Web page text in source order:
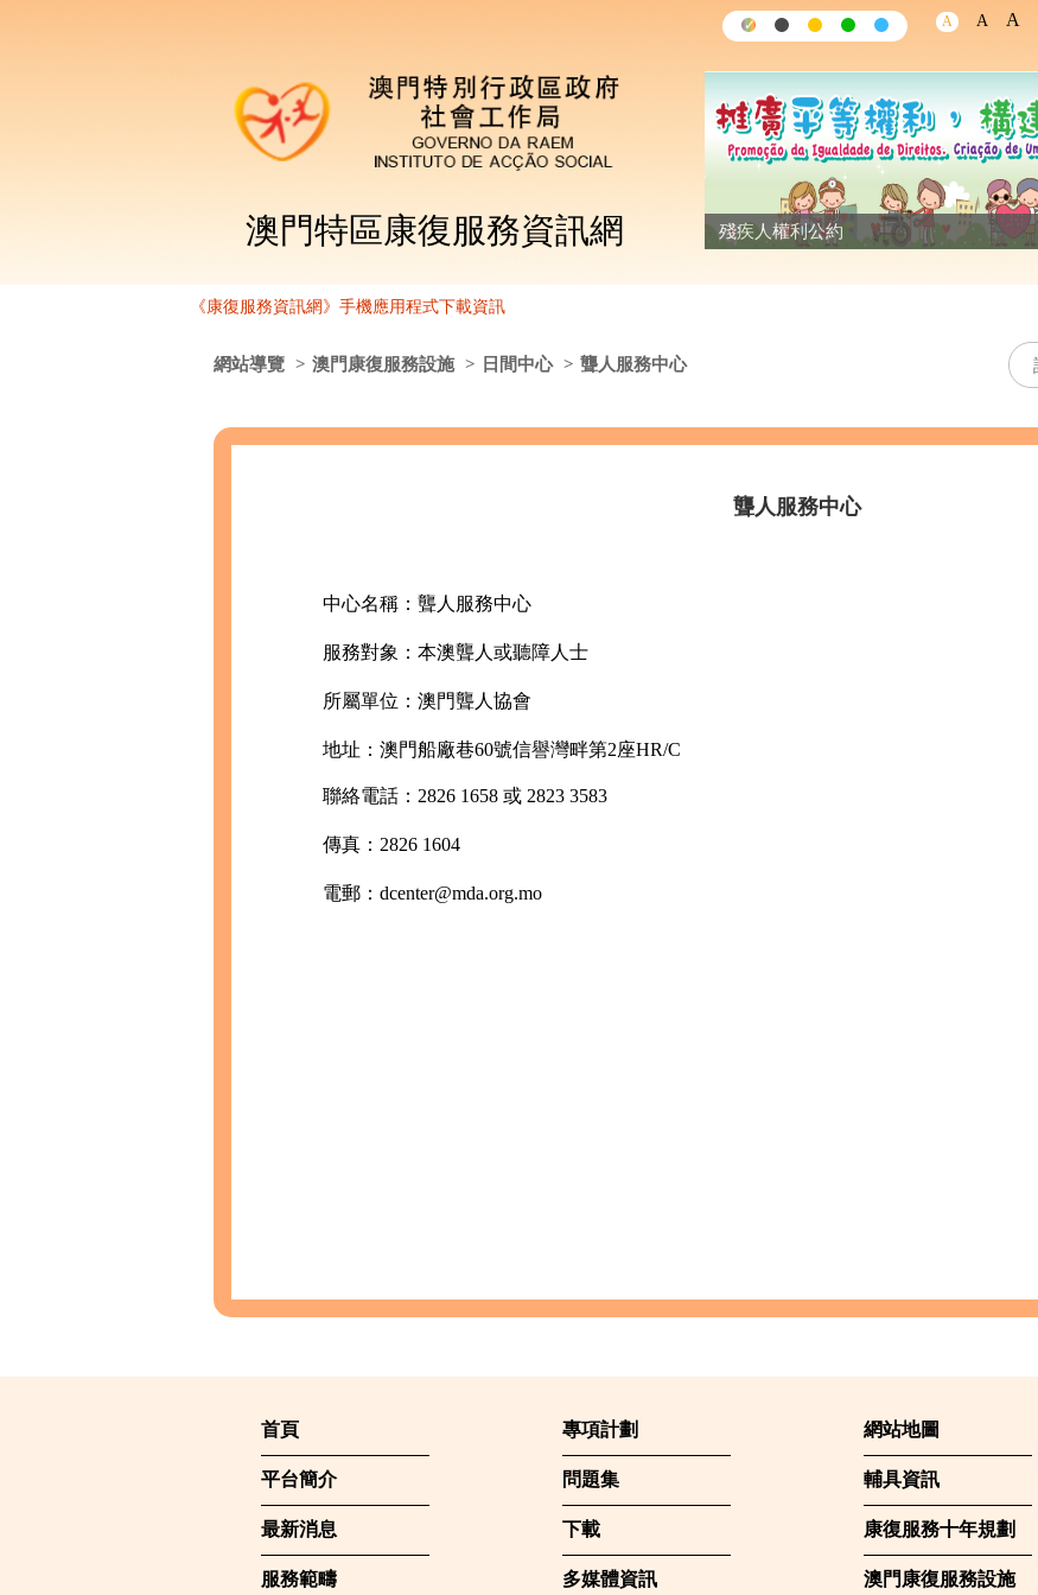
A A A
✓ ✓ ✓ ✓ ✓
澳門特區康復服務資訊網 殘疾人權利公約
《康復服務資訊網》手機應用程式下載資訊
網站導覽 > 澳門康復服務設施 > 日間中心 > 聾人服務中心
聾人服務中心
中心名稱：聾人服務中心
服務對象：本澳聾人或聽障人士
所屬單位：澳門聾人協會
地址：澳門船廠巷60號信譽灣畔第2座HR/C
聯絡電話：2826 1658 或 2823 3583
傳真：2826 1604
電郵：dcenter@mda.org.mo
首頁
平台簡介
最新消息
服務範疇
專項計劃
問題集
下載
多媒體資訊
網站地圖
輔具資訊
康復服務十年規劃
澳門康復服務設施